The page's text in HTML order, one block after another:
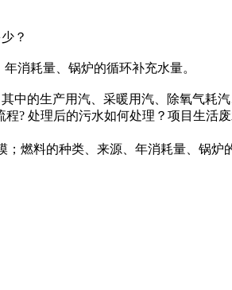
？
消耗量、锅炉的循环补充水量。
的生产用汽、采暖用汽、除氧气耗汽
? 处理后的污水如何处理？项目生
燃料的种类、来源、年消耗量、锅炉